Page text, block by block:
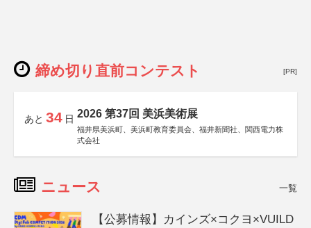
締め切り直前コンテスト [PR]
あと 34 日 2026 第37回 美浜美術展
福井県美浜町、美浜町教育委員会、福井新聞社、関西電力株
式会社
ニュース 一覧
【公募情報】カインズ×コクヨ×VUILD